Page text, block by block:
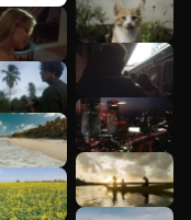
Mehr
anzeigen